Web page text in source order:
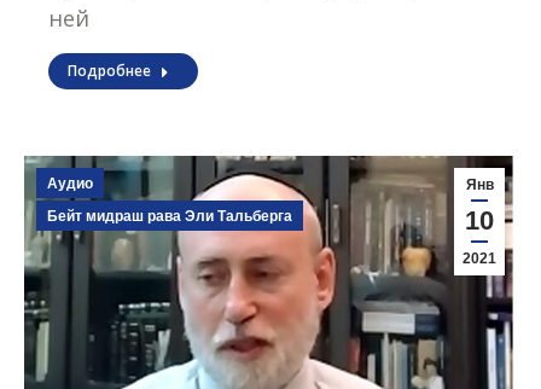
ней
Подробнее
Янв
10
2021
Аудио
Бейт мидраш рава Эли Тальберга